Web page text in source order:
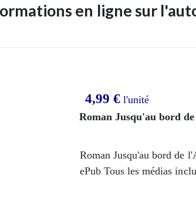
en ligne sur
4,99 € l'unité
Roman Jusqu'au bord
Roman Jusqu'au bord de
ePub Tous les médias